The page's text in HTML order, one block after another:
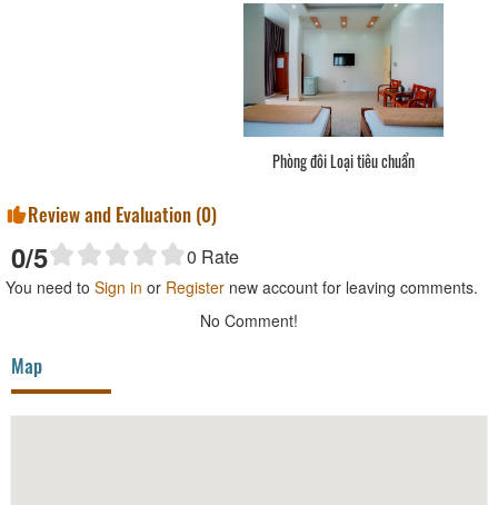
Phòng đôi Loại tiêu chuẩn
Review and Evaluation (0)
0/5 0 Rate
You need to Sign in or Register new account for leaving comments.
No Comment!
Map